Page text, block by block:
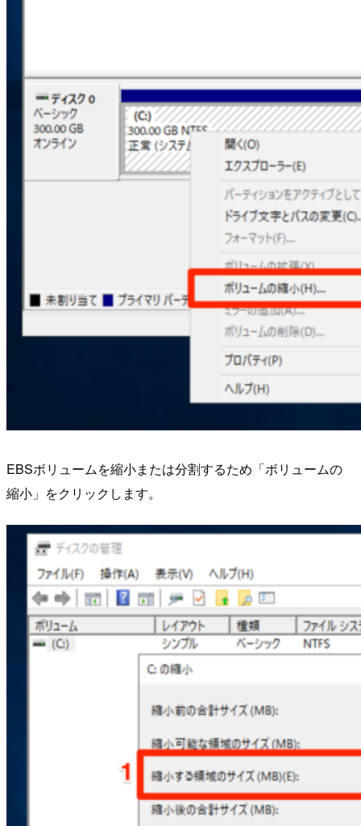
EBSボリュームを縮小または分割するため「ボリュームの
縮小」をクリックします。